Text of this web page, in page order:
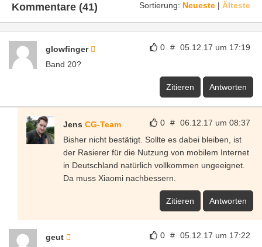
Sortierung: Neueste | Älteste
Kommentare (41)
0 # 05.12.17 um 17:19
glowfinger
Band 20?
Zitieren Antworten
0 # 06.12.17 um 08:37
Jens CG-Team
Bisher nicht bestätigt. Sollte es dabei bleiben, ist
der Rasierer für die Nutzung von mobilem Internet
in Deutschland natürlich vollkommen ungeeignet.
Da muss Xiaomi nachbessern.
Zitieren Antworten
0 # 05.12.17 um 17:22
geut